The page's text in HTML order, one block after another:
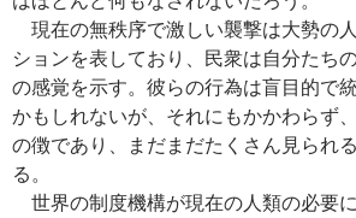
現在の無秩序で激しい襲撃は大勢の
ションを表しており、民衆は自分たち
の感覚を示す。彼らの行為は盲目的で
かもしれないが、それにもかかわらず
の徴であり、まだまだたくさん見られ
る。
世界の制度機構が現在の人類の必要